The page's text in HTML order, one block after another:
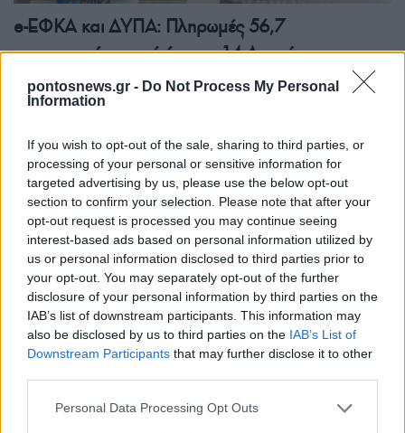
pontosnews.gr - Do Not Process My Personal
Information
If you wish to opt-out of the sale, sharing to third parties, or
processing of your personal or sensitive information for
targeted advertising by us, please use the below opt-out
section to confirm your selection. Please note that after your
opt-out request is processed you may continue seeing
interest-based ads based on personal information utilized by
us or personal information disclosed to third parties prior to
your opt-out. You may separately opt-out of the further
disclosure of your personal information by third parties on the
IAB’s list of downstream participants. This information may
also be disclosed by us to third parties on the IAB’s List of
Downstream Participants that may further disclose it to other
Please note that this website/app uses one or more Google
Personal Data Processing Opt Outs
e-ΕΦΚΑ και ΔΥΠΑ: Πληρωμές 56,7
εκατομμυρίων ευρώ έως τις 14 Αυγούστου
ΕΛΛΑΔΑ
Γαβούστημα 2026: Το μεγάλο πολιτιστικό
συναπάντημα διοργανώνει ο Πολιτιστικός
Λαογραφικός Σύλλογος Καππαδοκών Κόνιτσας